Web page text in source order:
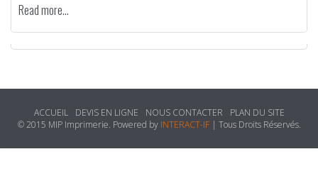
Read more...
ACCUEIL DEVIS EN LIGNE NOUS CONTACTER
PLAN DU SITE
© 2015 MIP Imprimerie. Powered by INTERACT-IF| Tous Droits Réservés.